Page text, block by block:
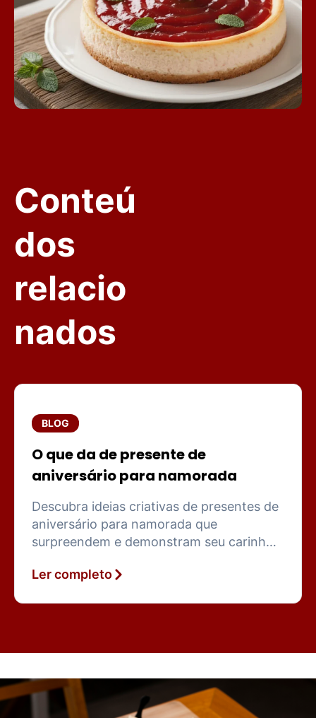
Conteú
dos
relacio
nados
BLOG
O que da de presente de
aniversário para namorada
Descubra ideias criativas de presentes de
aniversário para namorada que
surpreendem e demonstram seu carinho
Ler completo